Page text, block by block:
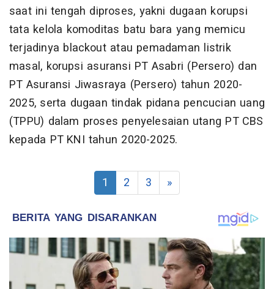
saat ini tengah diproses, yakni dugaan korupsi
tata kelola komoditas batu bara yang memicu
terjadinya blackout atau pemadaman listrik
masal, korupsi asuransi PT Asabri (Persero) dan
PT Asuransi Jiwasraya (Persero) tahun 2020-
2025, serta dugaan tindak pidana pencucian uang
(TPPU) dalam proses penyelesaian utang PT CBS
kepada PT KNI tahun 2020-2025.
1 2 3 »